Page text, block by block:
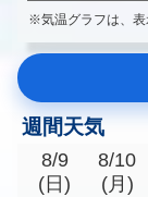
※気温グラフは、表
週間天気
8/9
(日)
8/10
(月)